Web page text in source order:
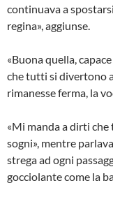
continuava a
regina», aggiunse.
«Buona quella,
che tutti si divertono
rimanesse ferma, la
«Mi manda a dirti
sogni», mentre
strega ad ogni
gocciolante come la